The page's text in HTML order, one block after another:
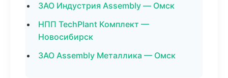
ЗАО Индустрия Assembly — Омск
НПП TechPlant Комплект —
Новосибирск
ЗАО Assembly Металлика — Омск